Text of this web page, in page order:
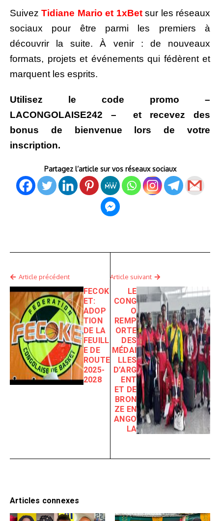
SuivezTidiane Mario et 1xBet sur les réseaux
sociaux pour être parmi les premiers à
découvrir la suite. À venir : de nouveaux
formats, projets et événements qui fédèrent et
marquent les esprits.
Utilisez le code promo –
LACONGOLAISE242 – et recevez des
bonus de bienvenue lors de votre
inscription.
Partagez l’article sur vos réseaux sociaux
Article précédent
FECOK
ET:
ADOP
TION
DE LA
FEUILL
E DE
ROUTE
2025-
2028
Article suivant
LE
CONG
O
REMP
ORTE
DES
MÉDAI
LLES
D’ARG
ENT
ET DE
BRON
ZE EN
ANGO
LA
Articles connexes